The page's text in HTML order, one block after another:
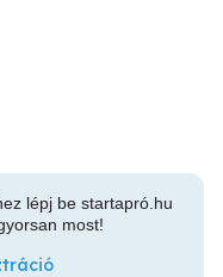
lépj be startapró.hu
most!